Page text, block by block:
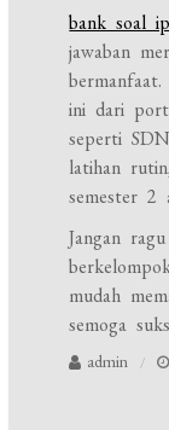
bank soal
jawaban
ini dari
seperti
latihan
semester 2
Jangan
mudah
semoga
admin